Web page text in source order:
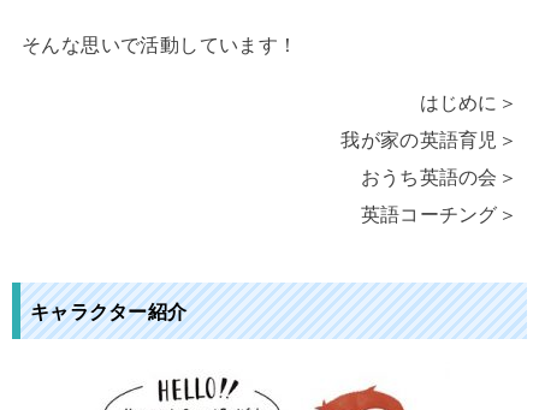
そんな思いで活動しています！
はじめに＞
我が家の英語育児＞
おうち英語の会＞
英語コーチング＞
キャラクター紹介